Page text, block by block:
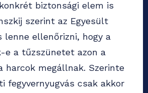
biztonsági elem is
szerint az Egyesült
lenne ellenőrizni, hogy a
e a tűzszünetet azon a
harcok megállnak. Szerinte
fegyvernyugvás csak akkor